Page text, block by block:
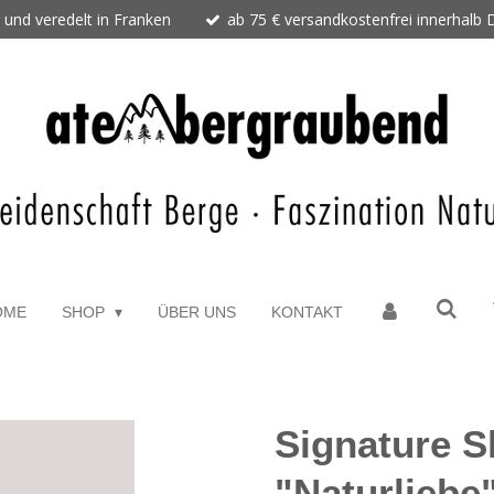
und veredelt in Franken ab 75 € versandkostenfrei innerhalb
SHOP ÜBER UNS KONTAKT
Signature